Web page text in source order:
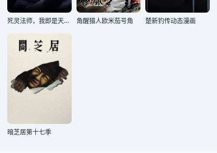
死灵法师，我即是天灾(2026) 角醒猎人欧米茄号角 楚新钓传​动态漫画
暗芝居第十七季